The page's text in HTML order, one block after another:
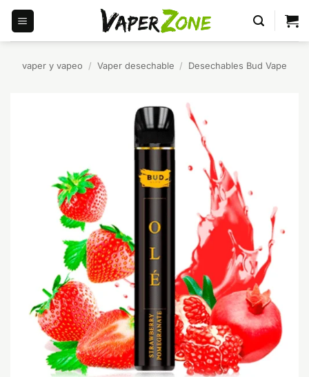
Saltar
contenido
vaper y vapeo / Vaper desechable / Desechables Bud Vape